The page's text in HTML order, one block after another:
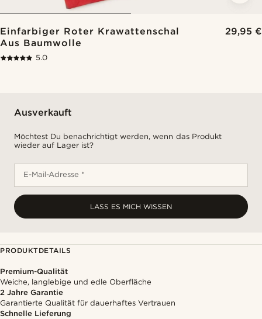
Einfarbiger Roter Krawattenschal
Aus Baumwolle
29,95 €
5.0
Ausverkauft
Möchtest Du benachrichtigt werden, wenn das Produkt
wieder auf Lager ist?
E-Mail-Adresse *
LASS ES MICH WISSEN
PRODUKTDETAILS
Premium-Qualität
Weiche, langlebige und edle Oberfläche
2 Jahre Garantie
Garantierte Qualität für dauerhaftes Vertrauen
Schnelle Lieferung